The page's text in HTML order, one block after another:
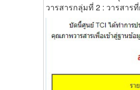
วารสารกลุ่มที่ 2 : วารสาร